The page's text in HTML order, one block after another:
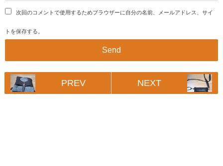
次回のコメントで使用するためブラウザーに自分の名前、メールアドレス、サイ
トを保存する。
PREV NEXT